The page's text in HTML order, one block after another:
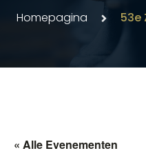
Homepagina 53e
« Alle Evenementen